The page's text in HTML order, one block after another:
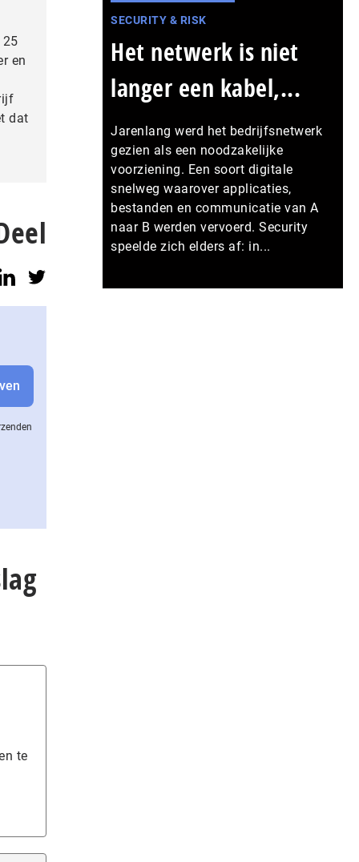
en
dat
te
SECURITY & RISK
Het netwerk is niet
langer een kabel,...
Jarenlang werd het bedrijfsnetwerk
gezien als een noodzakelijke
voorziening. Een soort digitale
snelweg waarover applicaties,
bestanden en communicatie van A
naar B werden vervoerd. Security
speelde zich elders af: in...